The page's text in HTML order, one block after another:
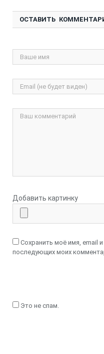
ОСТАВИТЬ
Добавить картинку
Сохранить моё имя, email
последующих моих
Это не спам.